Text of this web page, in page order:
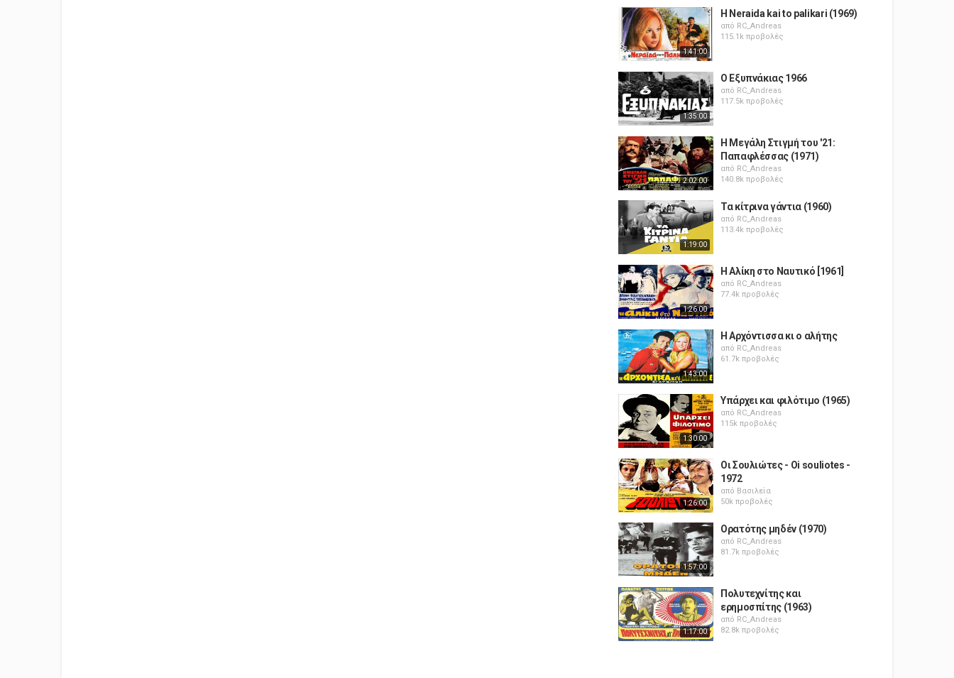
1:41:00
H Neraida kai to palikari (1969)
από RC_Andreas
115.1k προβολές
1:35:00
Ο Εξυπνάκιας 1966
από RC_Andreas
117.5k προβολές
2:02:00
Η Μεγάλη Στιγμή του '21:
Παπαφλέσσας (1971)
από RC_Andreas
140.8k προβολές
1:19:00
Τα κίτρινα γάντια (1960)
από RC_Andreas
113.4k προβολές
1:26:00
Η Αλίκη στο Ναυτικό [1961]
από RC_Andreas
77.4k προβολές
1:43:00
Η Αρχόντισσα κι ο αλήτης
από RC_Andreas
61.7k προβολές
1:30:00
Υπάρχει και φιλότιμο (1965)
από RC_Andreas
115k προβολές
1:26:00
Οι Σουλιώτες - Oi souliotes -
1972
από Βασιλεία
50k προβολές
1:57:00
Ορατότης μηδέν (1970)
από RC_Andreas
81.7k προβολές
1:17:00
Πολυτεχνίτης και
ερημοσπίτης (1963)
από RC_Andreas
82.8k προβολές